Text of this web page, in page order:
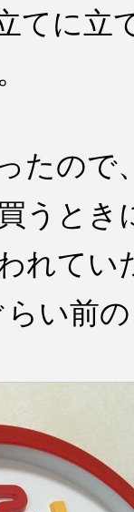
てに立
たので
うとき
れてい
らい前